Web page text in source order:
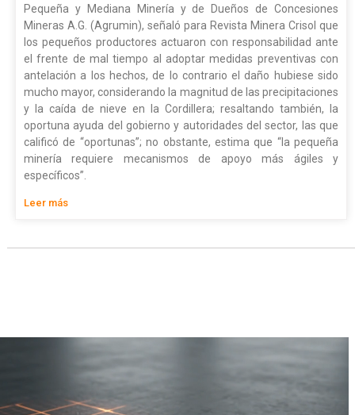
Pequeña y Mediana Minería y de Dueños de Concesiones
Mineras A.G. (Agrumin), señaló para Revista Minera Crisol que
los pequeños productores actuaron con responsabilidad ante
el frente de mal tiempo al adoptar medidas preventivas con
antelación a los hechos, de lo contrario el daño hubiese sido
mucho mayor, considerando la magnitud de las precipitaciones
y la caída de nieve en la Cordillera; resaltando también, la
oportuna ayuda del gobierno y autoridades del sector, las que
calificó de “oportunas”; no obstante, estima que “la pequeña
minería requiere mecanismos de apoyo más ágiles y
específicos”.
Leer más